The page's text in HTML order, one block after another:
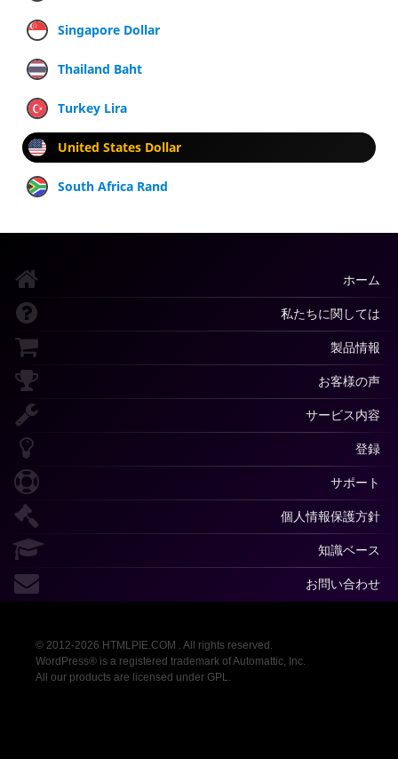
Singapore Dollar
Thailand Baht
Turkey Lira
United States Dollar
South Africa Rand
ホーム
私たちに関しては
製品情報
お客様の声
サービス内容
登録
サポート
個人情報保護方針
知識ベース
お問い合わせ
© 2012-2026 HTMLPIE.COM . All rights reserved.
WordPress® is a registered trademark of Automattic, Inc.
All our products are licensed under GPL.